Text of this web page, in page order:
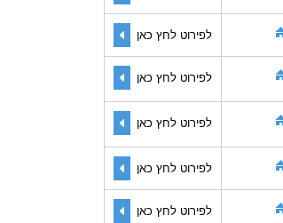
לפירוט לחץ כאן
לפירוט לחץ כאן
לפירוט לחץ כאן
לפירוט לחץ כאן
לפירוט לחץ כאן